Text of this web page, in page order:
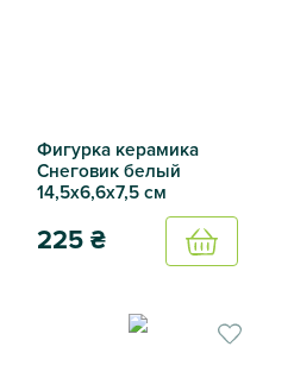
Фигурка керамика
Снеговик белый
14,5х6,6х7,5 см
225₴
Купить